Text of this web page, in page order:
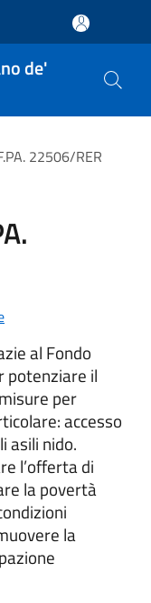
de'
22506/RER
al Fondo
potenziare il
per
accesso
asili nido.
l’offerta di
la povertà
la